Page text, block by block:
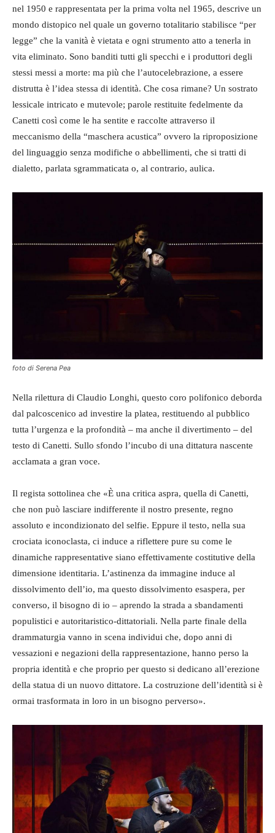
nel 1950 e rappresentata per la prima volta nel 1965, descrive un
mondo distopico nel quale un governo totalitario stabilisce “per
legge” che la vanità è vietata e ogni strumento atto a tenerla in
vita eliminato. Sono banditi tutti gli specchi e i produttori degli
stessi messi a morte: ma più che l’autocelebrazione, a essere
distrutta è l’idea stessa di identità. Che cosa rimane? Un sostrato
lessicale intricato e mutevole; parole restituite fedelmente da
Canetti così come le ha sentite e raccolte attraverso il
meccanismo della “maschera acustica” ovvero la riproposizione
del linguaggio senza modifiche o abbellimenti, che si tratti di
dialetto, parlata sgrammaticata o, al contrario, aulica.
foto di Serena Pea
Nella rilettura di Claudio Longhi, questo coro polifonico deborda
dal palcoscenico ad investire la platea, restituendo al pubblico
tutta l’urgenza e la profondità – ma anche il divertimento – del
testo di Canetti. Sullo sfondo l’incubo di una dittatura nascente
acclamata a gran voce.
Il regista sottolinea che «È una critica aspra, quella di Canetti,
che non può lasciare indifferente il nostro presente, regno
assoluto e incondizionato del selfie. Eppure il testo, nella sua
crociata iconoclasta, ci induce a riflettere pure su come le
dinamiche rappresentative siano effettivamente costitutive della
dimensione identitaria. L’astinenza da immagine induce al
dissolvimento dell’io, ma questo dissolvimento esaspera, per
converso, il bisogno di io – aprendo la strada a sbandamenti
populistici e autoritaristico-dittatoriali. Nella parte finale della
drammaturgia vanno in scena individui che, dopo anni di
vessazioni e negazioni della rappresentazione, hanno perso la
propria identità e che proprio per questo si dedicano all’erezione
della statua di un nuovo dittatore. La costruzione dell’identità si è
ormai trasformata in loro in un bisogno perverso».